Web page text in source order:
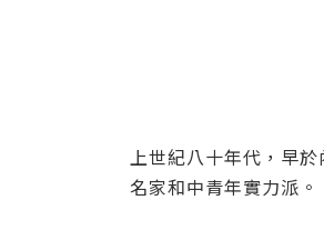
上世紀八十年代，早
名家和中青年實力派。